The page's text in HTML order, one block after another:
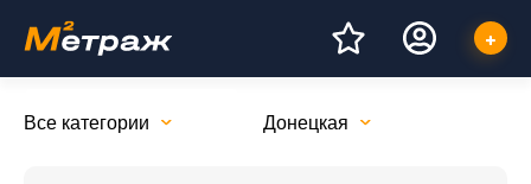
Все категории Донецкая